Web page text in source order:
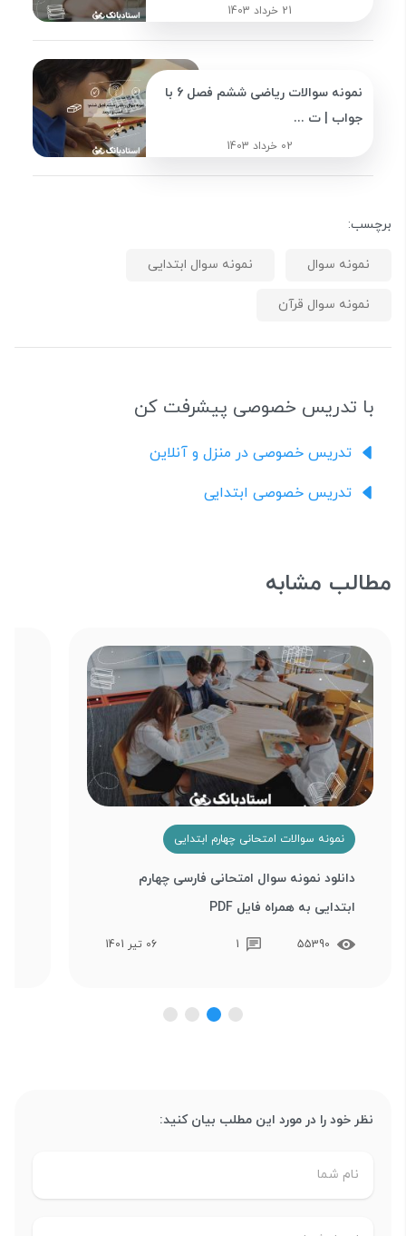
21 خرداد 1403
نمونه سوالات ریاضی ششم فصل 6 با
جواب | ت ...
02 خرداد 1403
برچسب:
نمونه سوال نمونه سوال ابتدایی
نمونه سوال قرآن
با تدریس خصوصی پیشرفت کن
تدریس خصوصی در منزل و آنلاین
تدریس خصوصی ابتدایی
مطالب مشابه
نمونه سوالات امتحانی چهارم ابتدایی
دانلود نمونه سوال امتحانی فارسی چهارم
ابتدایی به همراه فایل PDF
55390
1 06 تیر 1401
نظر خود را در مورد این مطلب بیان کنید: